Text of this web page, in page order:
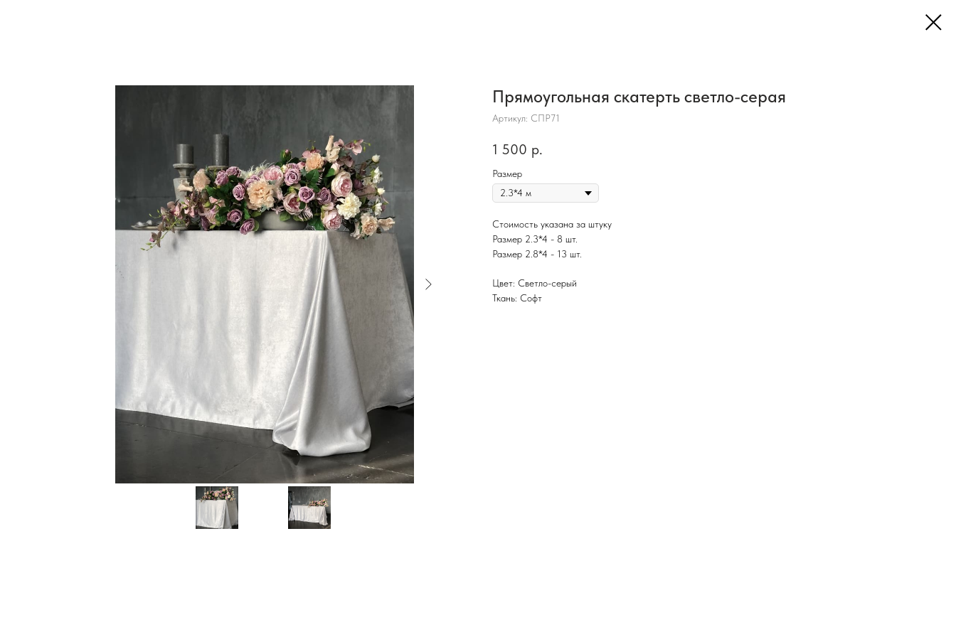
Прямоугольная скатерть светло-серая
Артикул: СПР71
1 500 р.
Размер
Стоимость указана за штуку
Размер 2.3*4 - 8 шт.
Размер 2.8*4 - 13 шт.
Цвет: Светло-серый
Ткань: Софт